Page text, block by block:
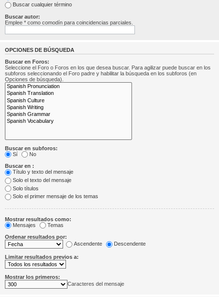
Buscar cualquier término
Buscar autor:
Emplee * como comodín para coincidencias parciales.
OPCIONES DE BÚSQUEDA
Buscar en Foros:
Seleccione el Foro o Foros en los que desea buscar. Para agilizar puede buscar en los
subforos seleccionando el Foro padre y habilitar la búsqueda en los subforos (en
Opciones de búsqueda).
Buscar en subforos:
Sí
No
Buscar en :
Título y texto del mensaje
Solo el texto del mensaje
Solo títulos
Solo el primer mensaje de los temas
Mostrar resultados como:
Mensajes
Temas
Ordenar resultados por:
Ascendente
Descendente
Limitar resultados previos a:
Mostrar los primeros:
Caracteres del mensaje